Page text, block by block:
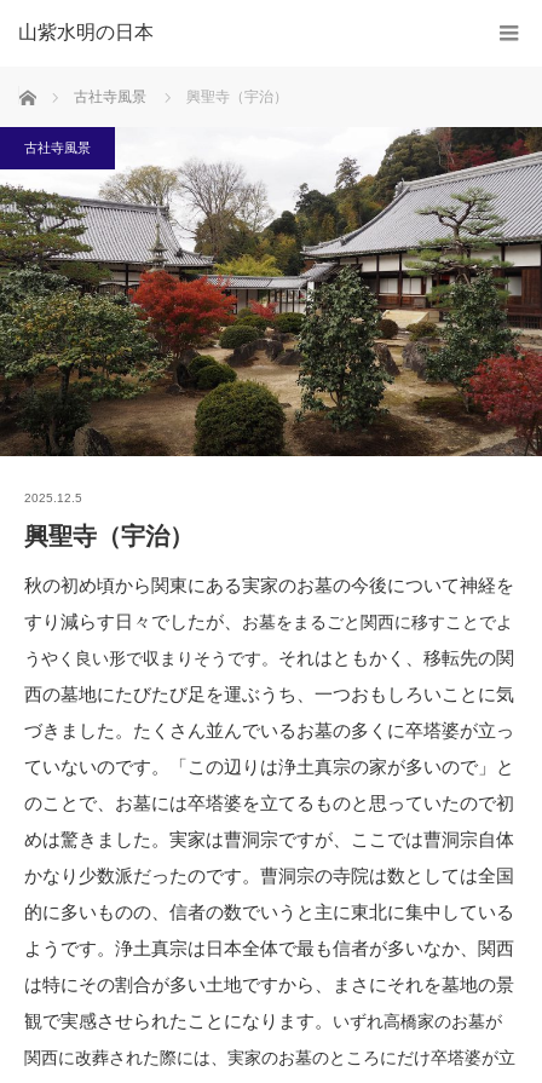
山紫水明の日本
ホーム 古社寺風景 興聖寺（宇治）
古社寺風景
2025.12.5
興聖寺（宇治）
秋の初め頃から関東にある実家のお墓の今後について神経を
すり減らす日々でしたが、 お墓をまるごと関西に移すことでよ
うやく良い形で収まりそうです。 それはともかく、移転先の関
西の墓地にたびたび足を運ぶうち、一つおもしろいことに気
づきました。たくさん並んでいるお墓の多くに卒塔婆が立っ
ていないのです。「この辺りは浄土真宗の家が多いので」と
のことで、お墓には卒塔婆を立てるものと思っていたので初
めは驚きました。実家は曹洞宗ですが、ここでは曹洞宗自体
かなり少数派だったのです。曹洞宗の寺院は数としては全国
的に多いものの、信者の数でいうと主に東北に集中している
ようです。浄土真宗は日本全体で最も信者が多いなか、関西
は特にその割合が多い土地ですから、まさにそれを墓地の景
観で実感させられたことになります。 いずれ高橋家のお墓が
関西に改葬された際には、実家のお墓のところにだけ卒塔婆が立